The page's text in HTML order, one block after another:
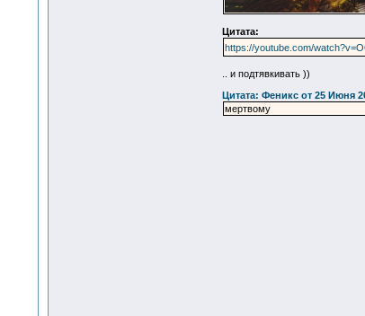
Цитата:
https://youtube.com/
.. и подтявкивать ))
Цитата: Феникс от 25 Июня
мертвому